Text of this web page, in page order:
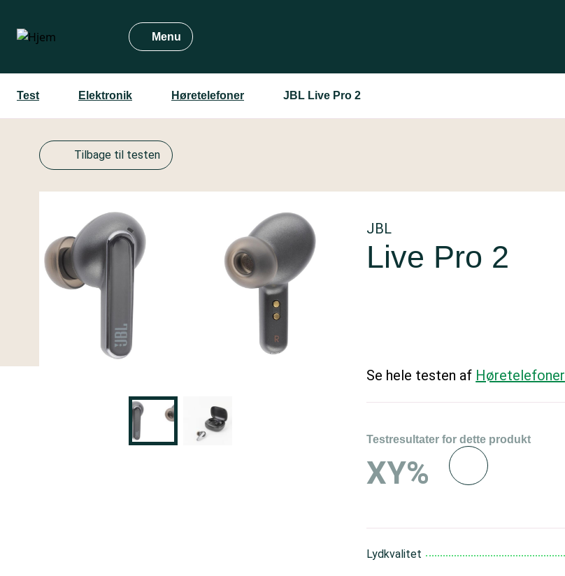
hovedindhold
Menu
Test Elektronik Høretelefoner JBL Live Pro 2
Tilbage til testen
JBL
Live Pro 2
Se hele testen af Høretelefoner
Testresultater for dette produkt
XY%
Lydkvalitet